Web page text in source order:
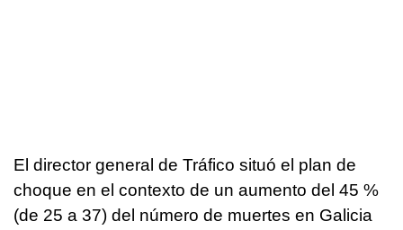
El director general de Tráfico situó el plan de
choque en el contexto de un aumento del 45 %
(de 25 a 37) del número de muertes en Galicia